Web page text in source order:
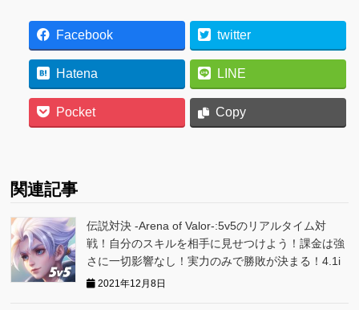
Facebook twitter
Hatena LINE
Pocket Copy
関連記事
伝説対決 -Arena of Valor-:5v5のリアルタイム対
戦！自分のスキルを相手に見せつけよう！課金は強
さに一切影響なし！実力のみで勝敗が決まる！4.1i
2021年12月8日